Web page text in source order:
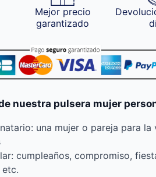
Mejor precio
garantizado
nuestra pulsera mujer
una mujer o pareja para la
cumpleaños, compromiso,
etc.